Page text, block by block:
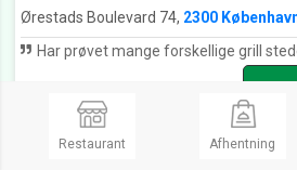
Ørestads Boulevard 74, 2300
Har prøvet mange forskellige grill steder, men denne er helt klart den bedste på Amager, hvis du har lyst til at få super god mad, fantastisk kundebetjening, og et vildt hyggeligt miljø at
Restaurant Afhentning